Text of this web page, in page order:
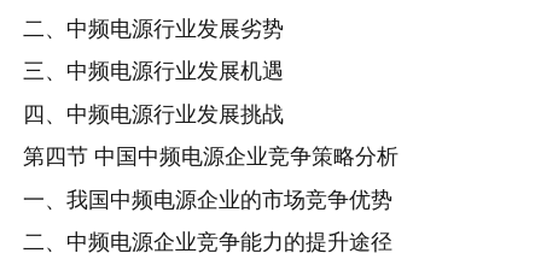
二、中频电源行业发展劣势
三、中频电源行业发展机遇
四、中频电源行业发展挑战
第四节 中国中频电源企业竞争策略分析
一、我国中频电源企业的市场竞争优势
二、中频电源企业竞争能力的提升途径